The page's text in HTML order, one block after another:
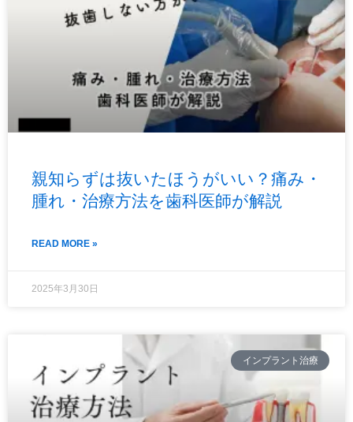
親知らずは抜いたほうがいい？痛み・
腫れ・治療方法を歯科医師が解説
READ MORE »
2025年3月30日
インプラント治療